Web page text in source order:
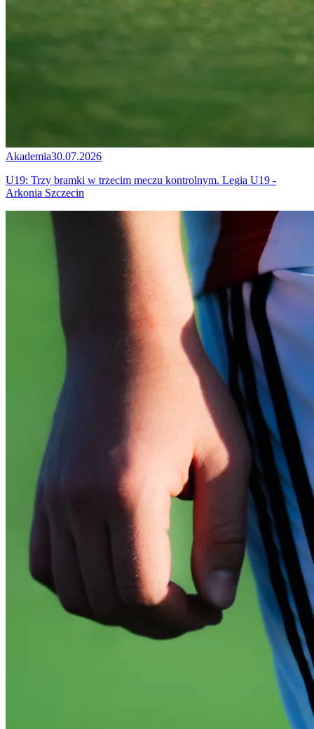
Akademia30.07.2026
U19: Trzy bramki w trzecim meczu kontrolnym. Legia U19 -
Arkonia Szczecin